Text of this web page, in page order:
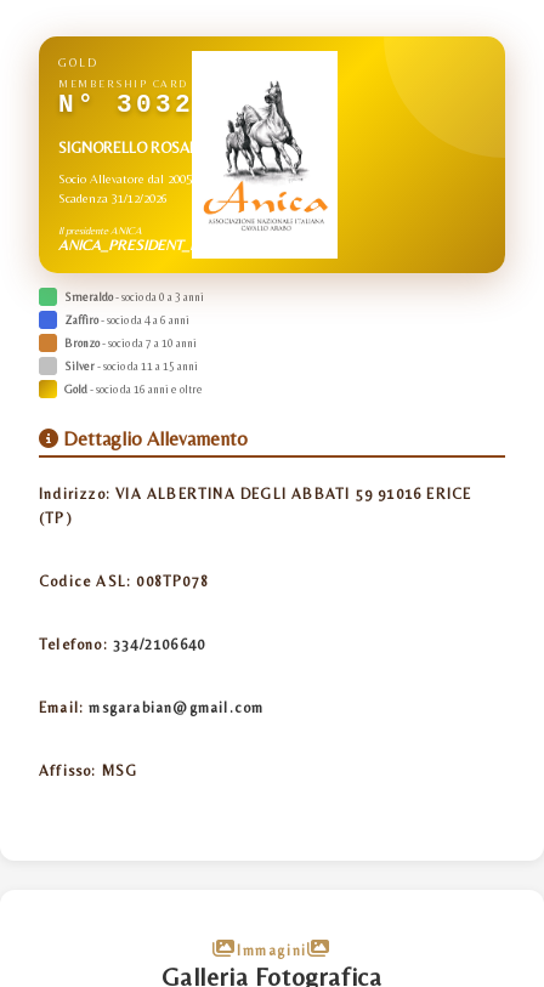
GOLD
MEMBERSHIP CARD
N° 3032
SIGNORELLO ROSANNA
Socio Allevatore dal 2005
Scadenza 31/12/2026
Il presidente ANICA
ANICA_PRESIDENT_NAME
Smeraldo- socio da 0 a 3 anni
Zaffiro- socio da 4 a 6 anni
Bronzo- socio da 7 a 10 anni
Silver- socio da 11 a 15 anni
Gold- socio da 16 anni e oltre
Dettaglio Allevamento
Indirizzo: VIA ALBERTINA DEGLI ABBATI 59 91016 ERICE
(TP)
Codice ASL: 008TP078
Telefono: 334/2106640
Email: msgarabian@gmail.com
Affisso: MSG
Immagini
Galleria Fotografica